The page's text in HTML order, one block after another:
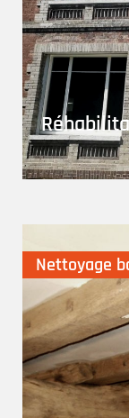
Nettoyage